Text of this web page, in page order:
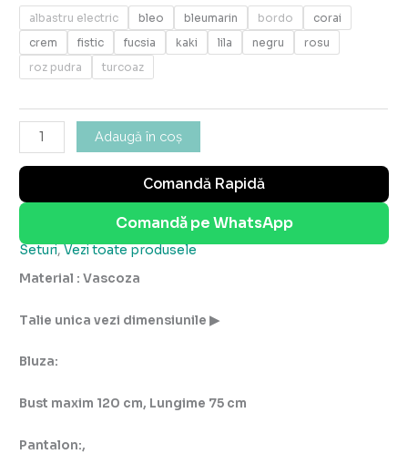
albastru electric bleo bleumarin bordo
corai
crem
fistic fucsia kaki lila negru
rosu
roz pudra
turcoaz
Adaugă în coș
Comandă Rapidă
Comandă pe WhatsApp
Seturi,Vezi toate produsele
Material : Vascoza
Talie unica vezi dimensiunile▶
Bluza:
Bust maxim 120 cm, Lungime 75 cm
Pantalon:,